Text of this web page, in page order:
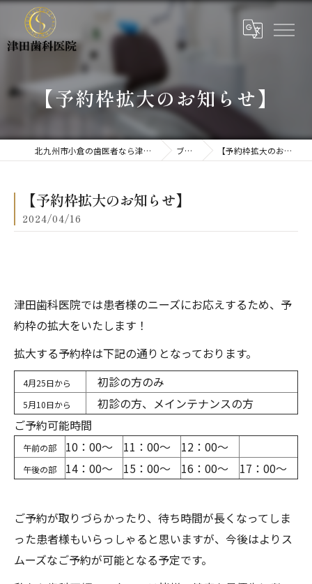
【予約枠拡大のお知らせ】
北九州市小倉の歯医者なら津田歯科医院 ブログ 【予約枠拡大のお知らせ】
【予約枠拡大のお知らせ】
2024/04/16
津田歯科医院では患者様のニーズにお応えするため、予
約枠の拡大をいたします！
拡大する予約枠は下記の通りとなっております。
4月25日から 初診の方のみ
5月10日から
初診の方、メインテナンスの方
ご予約可能時間
午前の部 10：00～ 11：00～ 12：00～
午後の部 14：00～ 15：00～ 16：00～ 17：00～
ご予約が取りづらかったり、待ち時間が長くなってしま
った患者様もいらっしゃると思いますが、今後はよりス
ムーズなご予約が可能となる予定です。